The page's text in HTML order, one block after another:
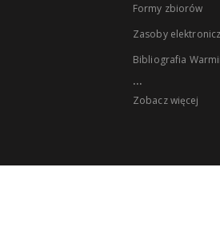
Formy zbiorów
Zasoby
Bibliografia
...
Zobacz więcej